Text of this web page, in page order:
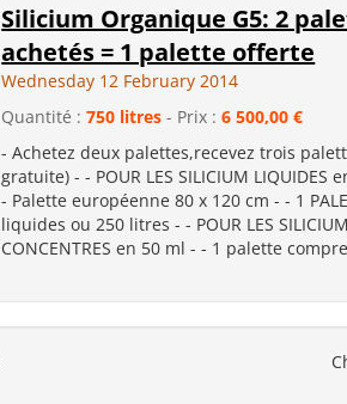
Silicium Organique G5: 2
achetés = 1 palette offerte
Wednesday 12 February 2014
Quantité :750 litres - Prix :6 500,00 €
- Achetez deux palettes,recevez trois
gratuite) - - POUR LES SILICIUM LIQUIDES
- Palette européenne 80 x 120 cm - - 1
liquides ou 250 litres - - POUR LES
CONCENTRES en 50 ml - - 1 palette